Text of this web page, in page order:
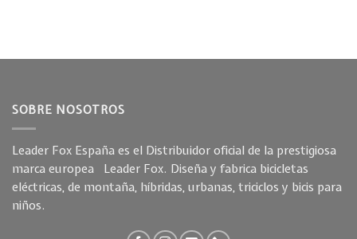
SOBRE NOSOTROS
Leader Fox España es el Distribuidor oficial de la prestigiosa
marca europea Leader Fox. Diseña y fabrica bicicletas
eléctricas, de montaña, híbridas, urbanas, triciclos y bicis para
niños.